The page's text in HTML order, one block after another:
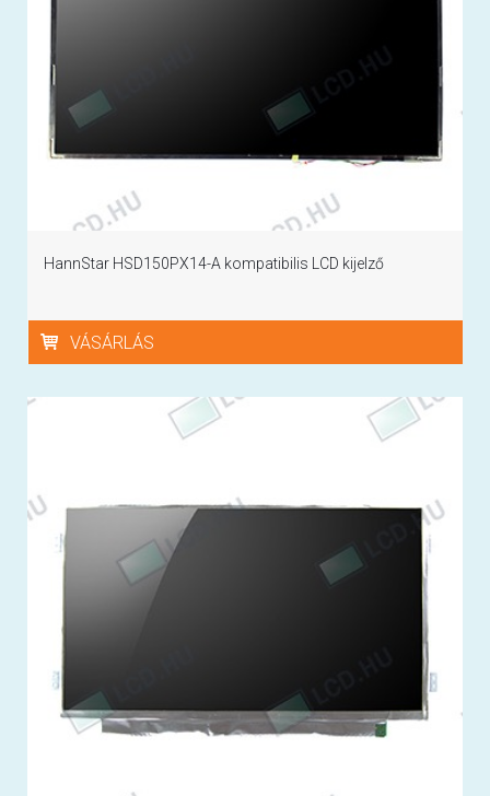
HannStar HSD150PX14-A kompatibilis LCD kijelző
VÁSÁRLÁS